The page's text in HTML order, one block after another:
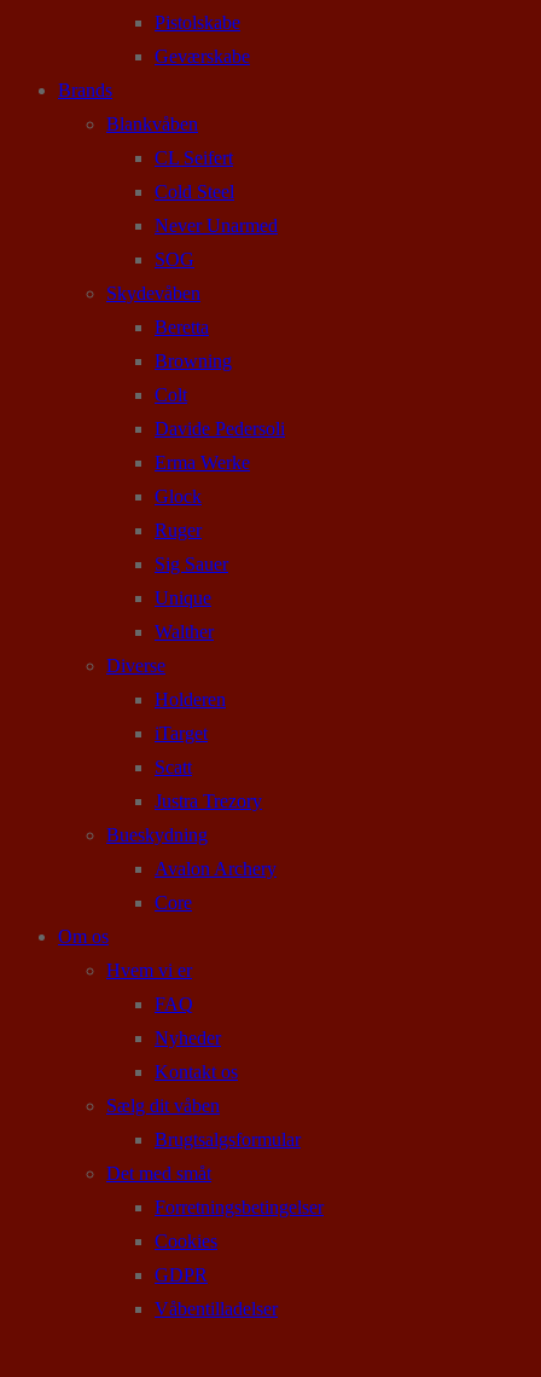
Pistolskabe
Geværskabe
Brands
Blankvåben
CL Seifert
Cold Steel
Never Unarmed
SOG
Skydevåben
Beretta
Browning
Colt
Davide Pedersoli
Erma Werke
Glock
Ruger
Sig Sauer
Unique
Walther
Diverse
Holderen
iTarget
Scatt
Justra Trezory
Bueskydning
Avalon Archery
Core
Om os
Hvem vi er
FAQ
Nyheder
Kontakt os
Sælg dit våben
Brugtsalgsformular
Det med småt
Forretningsbetingelser
Cookies
GDPR
Våbentilladelser